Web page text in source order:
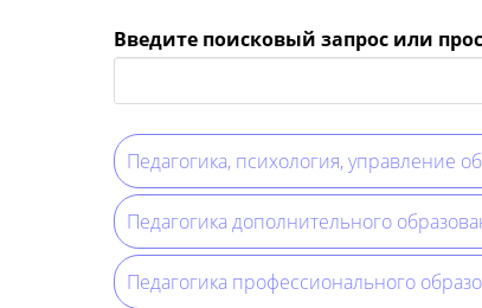
Введите поисковый запрос или
Педагогика, психология, управление
Педагогика дополнительного
Педагогика профессионального